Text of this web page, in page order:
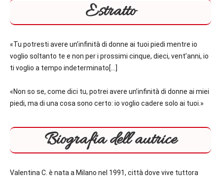
Estratto
«Tu potresti avere un’infinità di donne ai tuoi piedi mentre io
voglio soltanto te e non per i prossimi cinque, dieci, vent’anni, io
ti voglio a tempo indeterminato[…]
«Non so se, come dici tu, potrei avere un’infinità di donne ai miei
piedi, ma di una cosa sono certo: io voglio cadere solo ai tuoi.»
Biografia dell’autrice
Valentina C. è nata a Milano nel 1991, città dove vive tuttora